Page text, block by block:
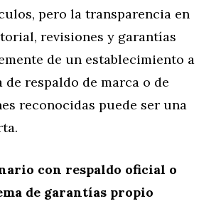
pero la transparencia en
revisiones y garantías
de un establecimiento a
de respaldo de marca o de
reconocidas puede ser una
con respaldo oficial o
de garantías propio